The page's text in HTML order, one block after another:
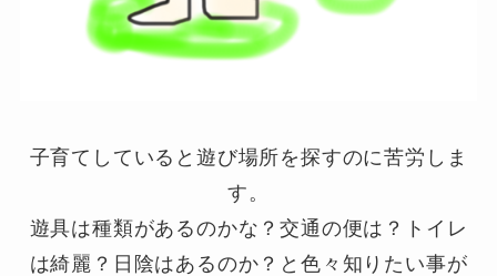
子育てしていると遊び場所を探すのに苦労しま
す。
遊具は種類があるのかな？交通の便は？トイレ
は綺麗？日陰はあるのか？と色々知りたい事が